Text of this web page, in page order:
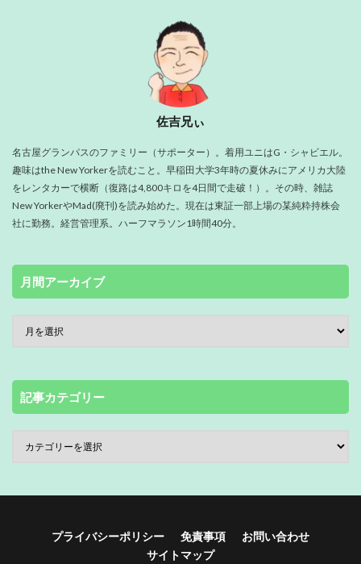
佐吉兄ぃ
名古屋グランパスのファミリー（サポーター）。着用ユニはG・シャビエル。
趣味はthe New Yorkerを読むこと。早稲田大学3年時の夏休みにアメリカ大陸
をレンタカーで横断（復路は4,800キロを4日間で走破！）。その時、雑誌
New YorkerやMad(廃刊)を読み始めた。現在は東証一部上場の某純粋持株会
社に勤務。経営管理系。ハーフマラソン1時間40分。
月間アーカイブ
記事カテゴリー
プライバシーポリシー 免責事項
お問い合わせ
サイトマップ